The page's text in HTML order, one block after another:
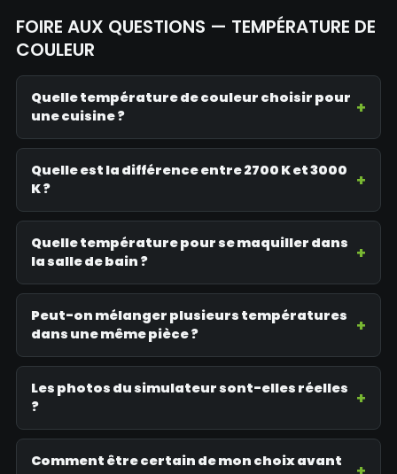
FOIRE AUX QUESTIONS — TEMPÉRATURE DE
COULEUR
Quelle température de couleur choisir pour
une cuisine ?
Quelle est la différence entre 2700 K et 3000
K ?
Quelle température pour se maquiller dans
la salle de bain ?
Peut-on mélanger plusieurs températures
dans une même pièce ?
Les photos du simulateur sont-elles réelles
?
Comment être certain de mon choix avant